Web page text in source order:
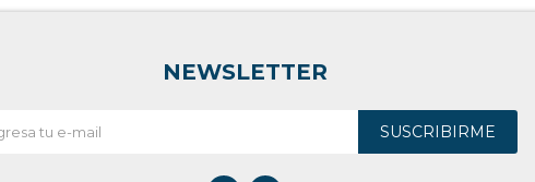
NEWSLETTER
SUSCRIBIRME